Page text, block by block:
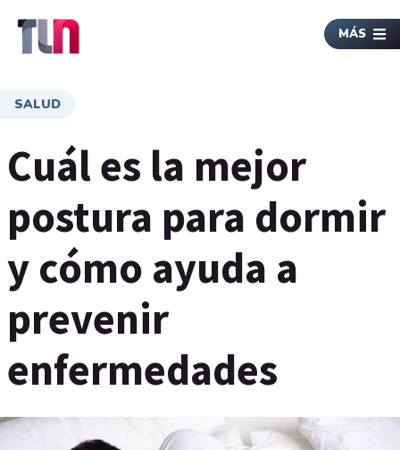
MÁS
SALUD
Cuál es la mejor
postura para dormir
y cómo ayuda a
prevenir
enfermedades